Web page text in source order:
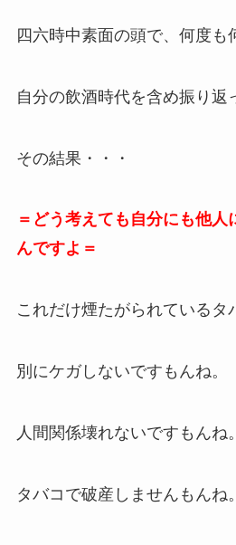
四六時中素面の頭で、何度も
自分の飲酒時代を含め振り返
その結果・・・
＝どう考えても自分にも他人
んですよ＝
これだけ煙たがられているタ
別にケガしないですもんね。
人間関係壊れないですもんね。
タバコで破産しませんもんね。